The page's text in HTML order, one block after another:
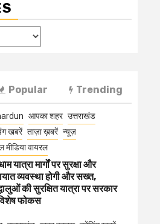
Popular Trending
आपका शहर उत्तराखंड
खबरें ताज़ा ख़बरें न्यूज़
मीडिया वायरल
यात्रा मार्गों पर सुरक्षा और
व्यवस्था होगी और सख्त,
की सुरक्षित यात्रा पर सरकार
फोकस